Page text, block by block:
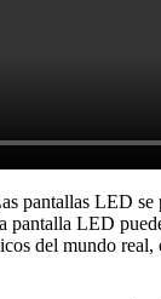
pantallas LED
LED
del mundo